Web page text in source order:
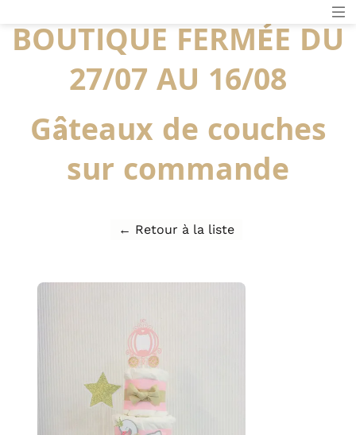
BOUTIQUE FERMÉE DU
27/07 AU 16/08
Gâteaux de couches
sur commande
← Retour à la liste